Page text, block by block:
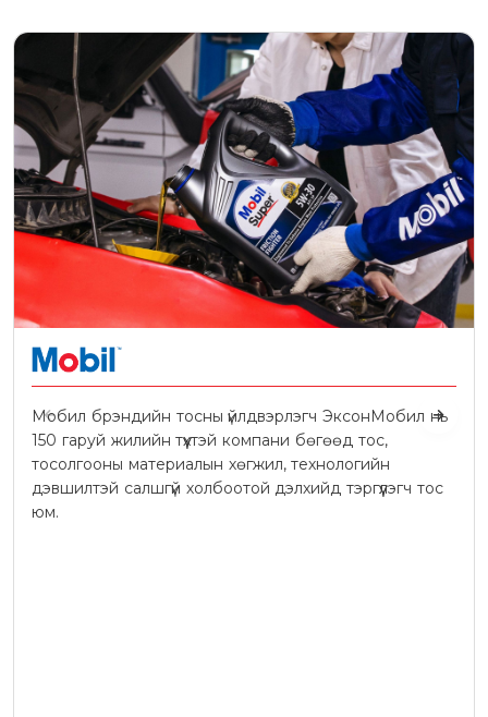
Мобил брэндийн тосны үйлдвэрлэгч ЭксонМобил нь
150 гаруй жилийн түүхтэй компани бөгөөд тос,
тосолгооны материалын хөгжил, технологийн
дэвшилтэй салшгүй холбоотой дэлхийд тэргүүлэгч тос
юм.